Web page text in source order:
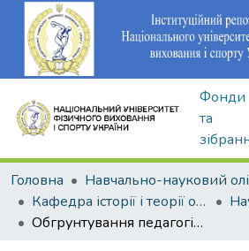
Фонди
та
Головна
Кафедра історії і теорії олімпійського спорту
Обгрунтування педагогічної технології відбору та орієнтації підготовки юних спортсменок у групових вправах художньої гімнастики